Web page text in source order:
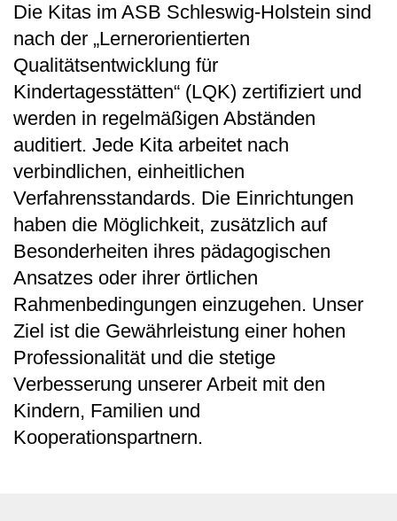
Die Kitas im ASB Schleswig-Holstein sind
nach der „Lernerorientierten
Qualitätsentwicklung für
Kindertagesstätten“ (LQK) zertifiziert und
werden in regelmäßigen Abständen
auditiert. Jede Kita arbeitet nach
verbindlichen, einheitlichen
Verfahrensstandards. Die Einrichtungen
haben die Möglichkeit, zusätzlich auf
Besonderheiten ihres pädagogischen
Ansatzes oder ihrer örtlichen
Rahmenbedingungen einzugehen. Unser
Ziel ist die Gewährleistung einer hohen
Professionalität und die stetige
Verbesserung unserer Arbeit mit den
Kindern, Familien und
Kooperationspartnern.